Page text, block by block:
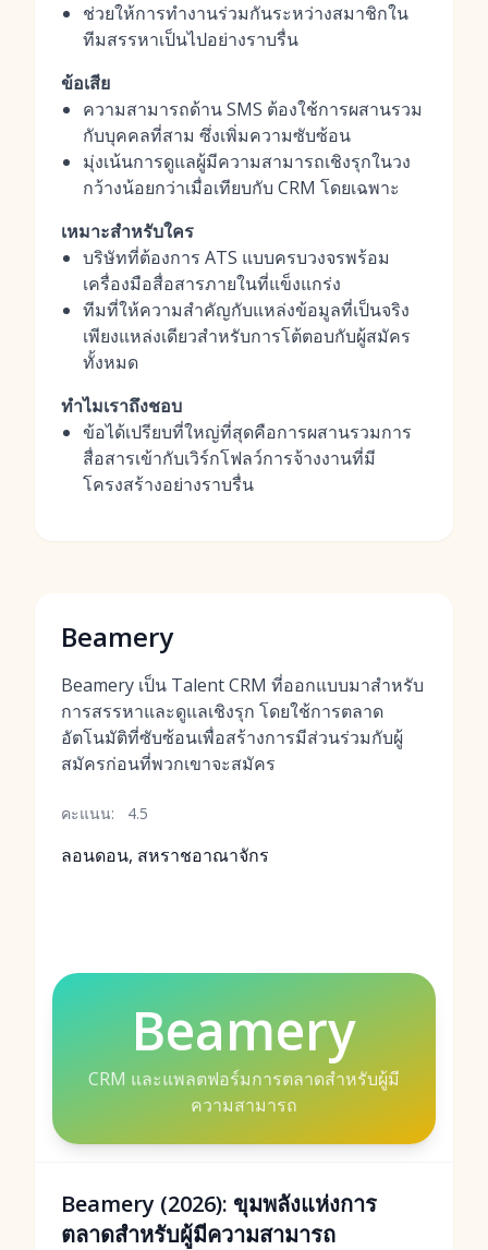
ช่วยให้การทำงานร่วมกันระหว่างสมาชิกใน
ทีมสรรหาเป็นไปอย่างราบรื่น
ข้อเสีย
ความสามารถด้าน SMS ต้องใช้การผสานรวม
กับบุคคลที่สาม ซึ่งเพิ่มความซับซ้อน
มุ่งเน้นการดูแลผู้มีความสามารถเชิงรุกในวง
กว้างน้อยกว่าเมื่อเทียบกับ CRM โดยเฉพาะ
เหมาะสำหรับใคร
บริษัทที่ต้องการ ATS แบบครบวงจรพร้อม
เครื่องมือสื่อสารภายในที่แข็งแกร่ง
ทีมที่ให้ความสำคัญกับแหล่งข้อมูลที่เป็นจริง
เพียงแหล่งเดียวสำหรับการโต้ตอบกับผู้สมัคร
ทั้งหมด
ทำไมเราถึงชอบ
ข้อได้เปรียบที่ใหญ่ที่สุดคือการผสานรวมการ
สื่อสารเข้ากับเวิร์กโฟลว์การจ้างงานที่มี
โครงสร้างอย่างราบรื่น
Beamery
Beamery เป็น Talent CRM ที่ออกแบบมาสำหรับ
การสรรหาและดูแลเชิงรุก โดยใช้การตลาด
อัตโนมัติที่ซับซ้อนเพื่อสร้างการมีส่วนร่วมกับผู้
สมัครก่อนที่พวกเขาจะสมัคร
คะแนน: 4.5
ลอนดอน, สหราชอาณาจักร
Beamery
CRM และแพลตฟอร์มการตลาดสำหรับผู้มี
ความสามารถ
Beamery (2026): ขุมพลังแห่งการ
ตลาดสำหรับผู้มีความสามารถ